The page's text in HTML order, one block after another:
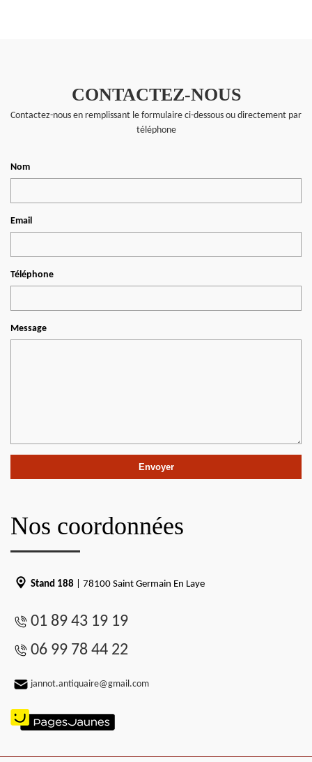
CONTACTEZ-NOUS
Contactez-nous en remplissant le formulaire ci-dessous ou directement par
téléphone
Nom
Email
Téléphone
Message
Nos coordonnées
Stand 188 | 78100 Saint Germain En Laye
01 89 43 19 19
06 99 78 44 22
jannot.antiquaire@gmail.com